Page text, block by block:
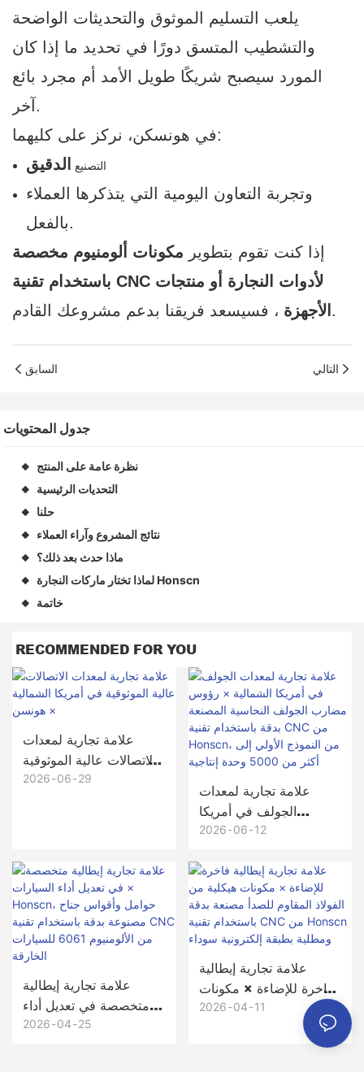
يلعب التسليم الموثوق والتحديثات الواضحة
والتشطيب المتسق دورًا في تحديد ما إذا كان
المورد سيصبح شريكًا طويل الأمد أم مجرد بائع
آخر.
في هونسكن، نركز على كليهما:
التصنيع
الدقيق
وتجربة التعاون اليومية التي يتذكرها العملاء
بالفعل.
إذا كنت تقوم بتطوير مكونات ألومنيوم مخصصة
باستخدام تقنية CNC لأدوات النجارة أو منتجات
الأجهزة ، فسيسعد فريقنا بدعم مشروعك القادم.
السابق التالي
جدول المحتويات
◆ نظرة عامة على المنتج
◆ التحديات الرئيسية
◆ حلنا
◆ نتائج المشروع وآراء العملاء
◆ ماذا حدث بعد ذلك؟
◆ لماذا تختار ماركات النجارة Honscn
◆ خاتمة
RECOMMENDED FOR YOU
علامة تجارية لمعدات
الاتصالات عالية الموثوقية
في أمريكا الشمالية ×
2026 06 29
علامة تجارية لمعدات
الجولف في أمريكا
الشمالية × رؤوس
المصنعة بدقة باستخدام
تقنية CNC من
Honscn، من النموذج
الأولي إلى أكثر من 5000
2026 06 12
علامة تجارية إيطالية
متخصصة في تعديل أداء
السيارات × Honscn،
2026 04 25
علامة تجارية إيطالية
فاخرة للإضاءة × مكونات
هيكلية من الفولاذ المقاوم
2026 04 11